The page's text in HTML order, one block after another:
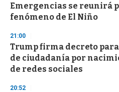
Emergencias se reunirá
fenómeno de El Niño
21:00
Trump firma decreto
de ciudadanía por
de redes sociales
20:52